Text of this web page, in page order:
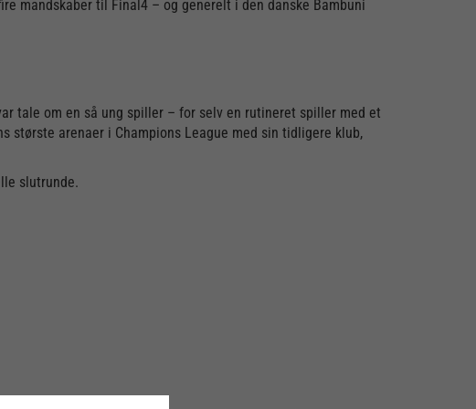
mandskaber til Final4 – og generelt i den danske Bambuni
tale om en så ung spiller – for selv en rutineret spiller med et
største arenaer i Champions League med sin tidligere klub,
slutrunde.